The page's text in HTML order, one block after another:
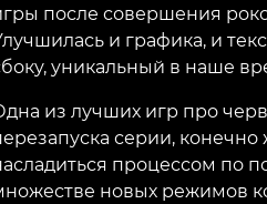
после совершения
и графика, и
уникальный в наше
из лучших игр про
серии, конечно
процессом по
новых режимов